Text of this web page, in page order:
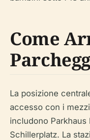
Come
La posizione
accesso con i
includono Parkhaus
Schillerplatz. La